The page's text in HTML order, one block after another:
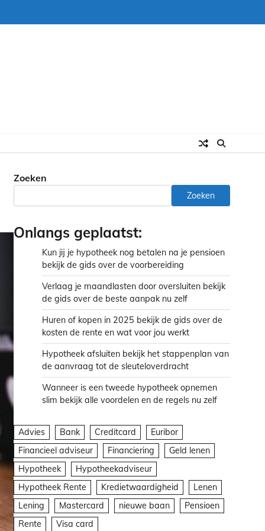
Zoeken
Zoeken
Onlangs geplaatst:
Kun jij je hypotheek nog betalen na je pensioen
bekijk de gids over de voorbereiding
Verlaag je maandlasten door oversluiten bekijk
de gids over de beste aanpak nu zelf
Huren of kopen in 2025 bekijk de gids over de
kosten de rente en wat voor jou werkt
Hypotheek afsluiten bekijk het stappenplan van
de aanvraag tot de sleuteloverdracht
Wanneer is een tweede hypotheek opnemen
slim bekijk alle voordelen en de regels nu zelf
Advies Bank Creditcard
Euribor
Financieel adviseur
Financiering
Geld lenen
Hypotheek
Hypotheekadviseur
Hypotheek Rente
Kredietwaardigheid
Lenen
Lening
Mastercard nieuwe baan
Pensioen
Rente
Visa card